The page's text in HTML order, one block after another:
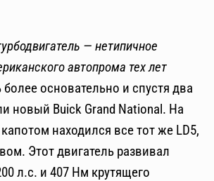
— нетипичное
автопрома тех лет
основательно и спустя два
новый Buick Grand National. На
капотом находился все тот же LD5,
Этот двигатель развивал
л.с. и 407 Нм крутящего